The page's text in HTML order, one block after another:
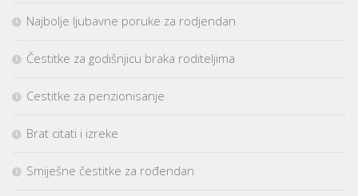
Najbolje ljubavne poruke za rodjendan
Čestitke za godišnjicu braka roditeljima
Cestitke za penzionisanje
Brat citati i izreke
Smiješne čestitke za rođendan